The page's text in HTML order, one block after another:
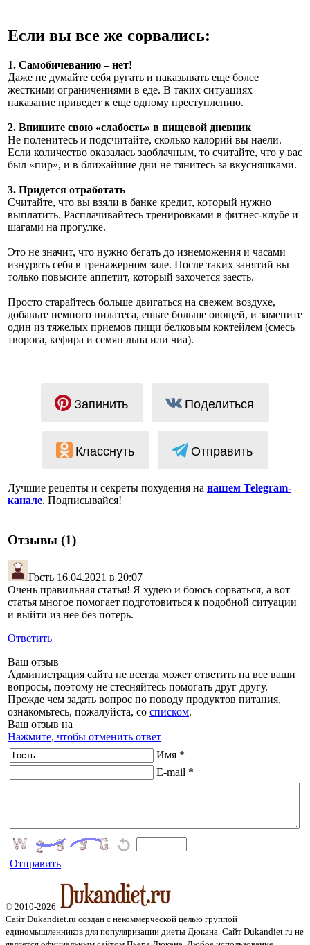
Если вы все же сорвались:
1. Самобичеванию – нет!
Даже не думайте себя ругать и наказывать еще более
жесткими ограничениями в еде. В таких ситуациях
наказание приведет к еще одному преступлению.
2. Впишите свою «слабость» в пищевой дневник
Не поленитесь и подсчитайте, сколько калорий вы наели.
Если количество оказалась заоблачным, то считайте, что у вас
был «пир», и в ближайшие дни не тянитесь за вкусняшками.
3. Придется отработать
Считайте, что вы взяли в банке кредит, который нужно
выплатить. Расплачивайтесь тренировками в фитнес-клубе и
шагами на прогулке.
Это не значит, что нужно бегать до изнеможения и часами
изнурять себя в тренажерном зале. После таких занятий вы
только повысите аппетит, который захочется заесть.
Просто старайтесь больше двигаться на свежем воздухе,
добавьте немного пилатеса, ешьте больше овощей, и замените
один из тяжелых приемов пищи белковым коктейлем (смесь
творога, кефира и семян льна или чиа).
Запинить Поделиться
Класснуть Отправить
Лучшие рецепты и секреты похудения на нашем Telegram-
канале. Подписывайся!
Отзывы (1)
Гость 16.04.2021 в 20:07
Очень правильная статья! Я худею и боюсь сорваться, а вот
статья многое помогает подготовиться к подобной ситуации
и выйти из нее без потерь.
Ответить
Ваш отзыв
Администрация сайта не всегда может ответить на все ваши
вопросы, поэтому не стесняйтесь помогать друг другу.
Прежде чем задать вопрос по поводу продуктов питания,
ознакомьтесь, пожалуйста, со списком.
Ваш отзыв на
Нажмите, чтобы отменить ответ
Имя *
E-mail *
Отправить
© 2010-2026
Сайт Dukandiet.ru создан с некоммерческой целью группой
единомышленников для популяризации диеты Дюкана. Сайт Dukandiet.ru не